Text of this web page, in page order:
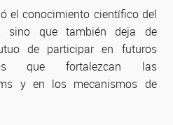
el conocimiento científico del
sino que también deja de
de participar en futuros
que fortalezcan las
y en los mecanismos de